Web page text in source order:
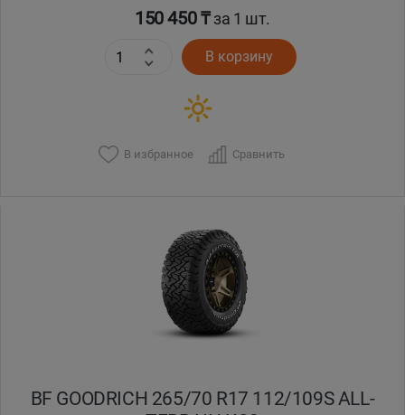
150 450 ₸за 1 шт.
В корзину
В избранное Сравнить
BF GOODRICH 265/70 R17 112/109S ALL-